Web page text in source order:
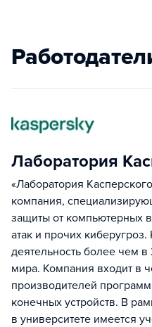
Лаборатория
«Лаборатория
компания,
защиты от компьютерных
атак и прочих
деятельность более чем в
мира. Компания входит в
производителей
конечных устройств. В
в университете имеется